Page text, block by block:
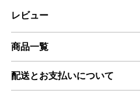
レビュー
商品一覧
配送とお支払いについて